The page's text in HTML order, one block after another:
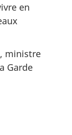
en
ministre
Garde